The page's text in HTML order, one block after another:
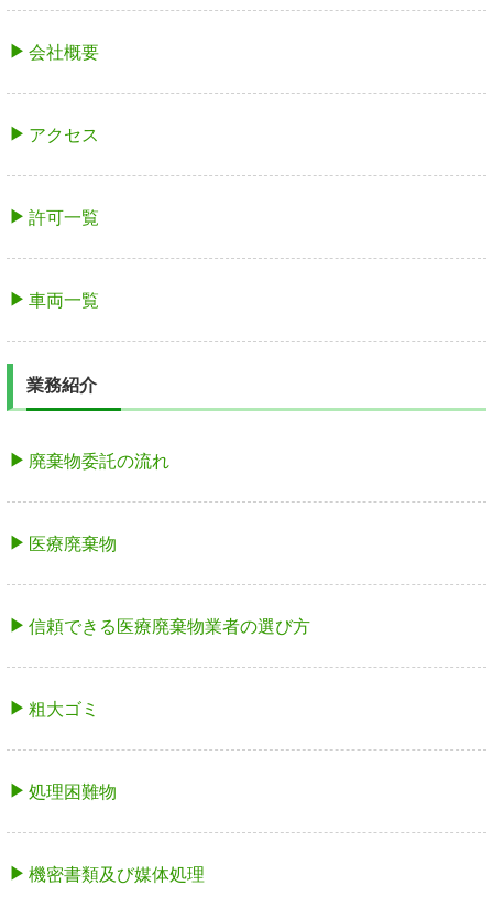
会社概要
アクセス
許可一覧
車両一覧
業務紹介
廃棄物委託の流れ
医療廃棄物
信頼できる医療廃棄物業者の選び方
粗大ゴミ
処理困難物
機密書類及び媒体処理